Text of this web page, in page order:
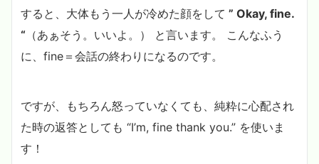
すると、大体もう一人が冷めた顔をして ” Okay, fine.
“ （あぁそう。いいよ。） と言います。 こんなふう
に、fine＝会話の終わりになるのです。
ですが、もちろん怒っていなくても、純粋に心配され
た時の返答としても “I’m, fine thank you.” を使いま
す！